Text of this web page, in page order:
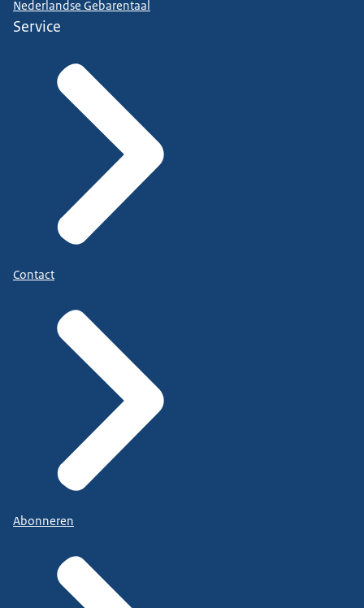
Nederlandse Gebarentaal
Service
Contact
Abonneren